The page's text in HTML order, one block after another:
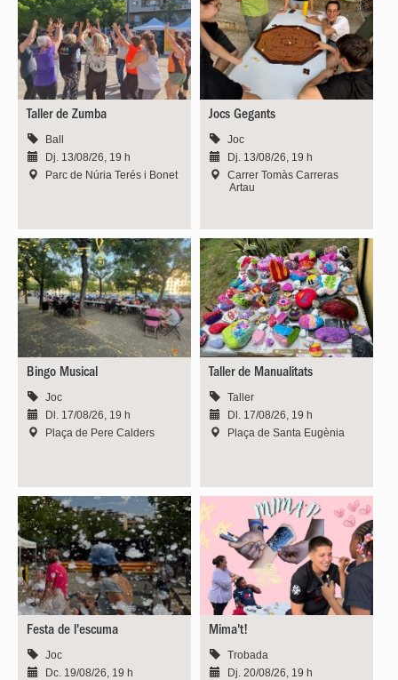
Taller de Zumba
Ball
Dj. 13/08/26, 19 h
Parc de Núria Terés i Bonet
Jocs Gegants
Joc
Dj. 13/08/26, 19 h
Carrer Tomàs Carreras
Artau
Bingo Musical
Joc
Dl. 17/08/26, 19 h
Plaça de Pere Calders
Taller de Manualitats
Taller
Dl. 17/08/26, 19 h
Plaça de Santa Eugènia
Festa de l'escuma
Joc
Dc. 19/08/26, 19 h
Mima't!
Trobada
Dj. 20/08/26, 19 h